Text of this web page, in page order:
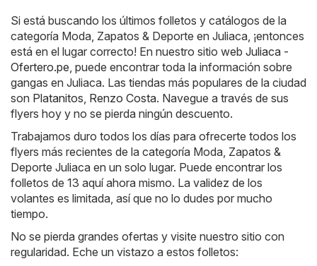
Si está buscando los últimos folletos y catálogos de la
categoría Moda, Zapatos & Deporte en Juliaca, ¡entonces
está en el lugar correcto! En nuestro sitio web Juliaca -
Ofertero.pe , puede encontrar toda la información sobre
gangas en Juliaca. Las tiendas más populares de la ciudad
son Platanitos Renzo Costa. Navegue a través de sus
flyers hoy y no se pierda ningún descuento.
Trabajamos duro todos los días para ofrecerte todos los
flyers más recientes de la categoría Moda, Zapatos &
Deporte Juliaca en un solo lugar. Puede encontrar los
folletos de 13 aquí ahora mismo. La validez de los
volantes es limitada, así que no lo dudes por mucho
tiempo.
No se pierda grandes ofertas y visite nuestro sitio con
regularidad. Eche un vistazo a estos folletos: